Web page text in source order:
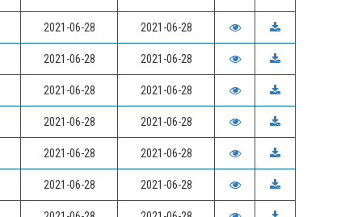
2021-06-28 2021-06-28
2021-06-28 2021-06-28
2021-06-28 2021-06-28
2021-06-28 2021-06-28
2021-06-28 2021-06-28
2021-06-28 2021-06-28